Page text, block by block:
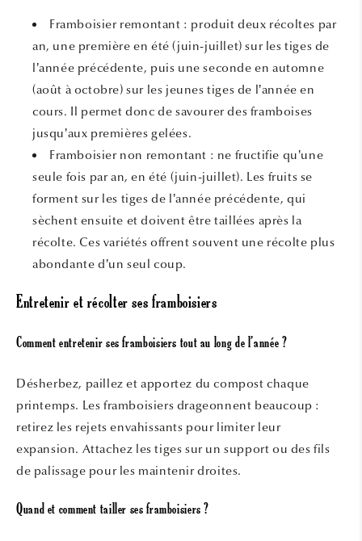
Framboisier remontant : produit deux récoltes par
an, une première en été (juin-juillet) sur les tiges de
l’année précédente, puis une seconde en automne
(août à octobre) sur les jeunes tiges de l’année en
cours. Il permet donc de savourer des framboises
jusqu’aux premières gelées.
Framboisier non remontant : ne fructifie qu’une
seule fois par an, en été (juin-juillet). Les fruits se
forment sur les tiges de l’année précédente, qui
sèchent ensuite et doivent être taillées après la
récolte. Ces variétés offrent souvent une récolte plus
abondante d’un seul coup.
Entretenir et récolter ses framboisiers
Comment entretenir ses framboisiers tout au long de l’année ?
Désherbez, paillez et apportez du compost chaque
printemps. Les framboisiers drageonnent beaucoup :
retirez les rejets envahissants pour limiter leur
expansion. Attachez les tiges sur un support ou des fils
de palissage pour les maintenir droites.
Quand et comment tailler ses framboisiers ?